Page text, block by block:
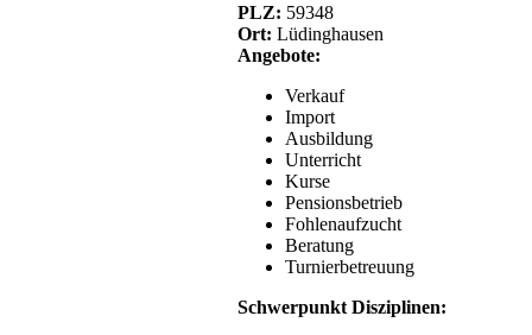
PLZ: 59348
Ort: Lüdinghausen
Angebote:
Verkauf
Import
Ausbildung
Unterricht
Kurse
Pensionsbetrieb
Fohlenaufzucht
Beratung
Turnierbetreuung
Schwerpunkt Disziplinen: